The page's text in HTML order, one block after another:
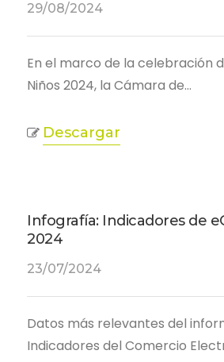
29/08/2024
En el marco de la celebración
Niños 2024, la Cámara de…
Descargar
Infografía: Indicadores de
2024
23/07/2024
Datos más relevantes del
Indicadores del Comercio